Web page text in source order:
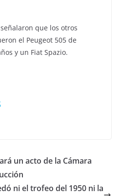
que los otros
el Peugeot 505 de
y un Fiat Spazio.
un acto de la Cámara
ni el trofeo del 1950 ni la